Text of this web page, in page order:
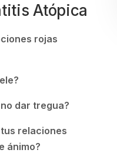
Atópica
rojas
dar tregua?
relaciones
ánimo?